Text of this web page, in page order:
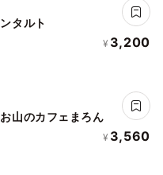
タルト
¥ 3,200
山のカフェまろん
¥ 3,560